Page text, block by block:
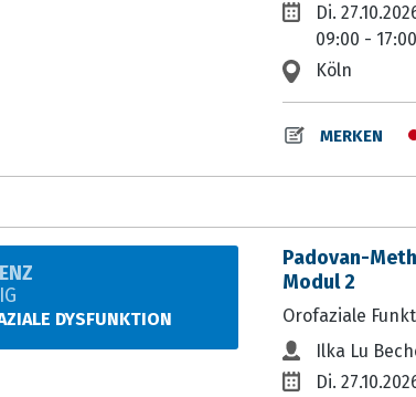
Di.
09:00 -
Köln
MERKEN
DYSFUNKTION
Padovan-
Modul 2
Orofaziale
Ilka Lu
Di.